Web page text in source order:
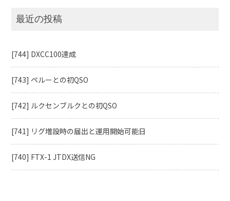
最近の投稿
[744] DXCC100達成
[743] ペルーとの初QSO
[742] ルクセンブルクとの初QSO
[741] リグ増設時の届出と運用開始可能日
[740] FTX-1 JTDX送信NG